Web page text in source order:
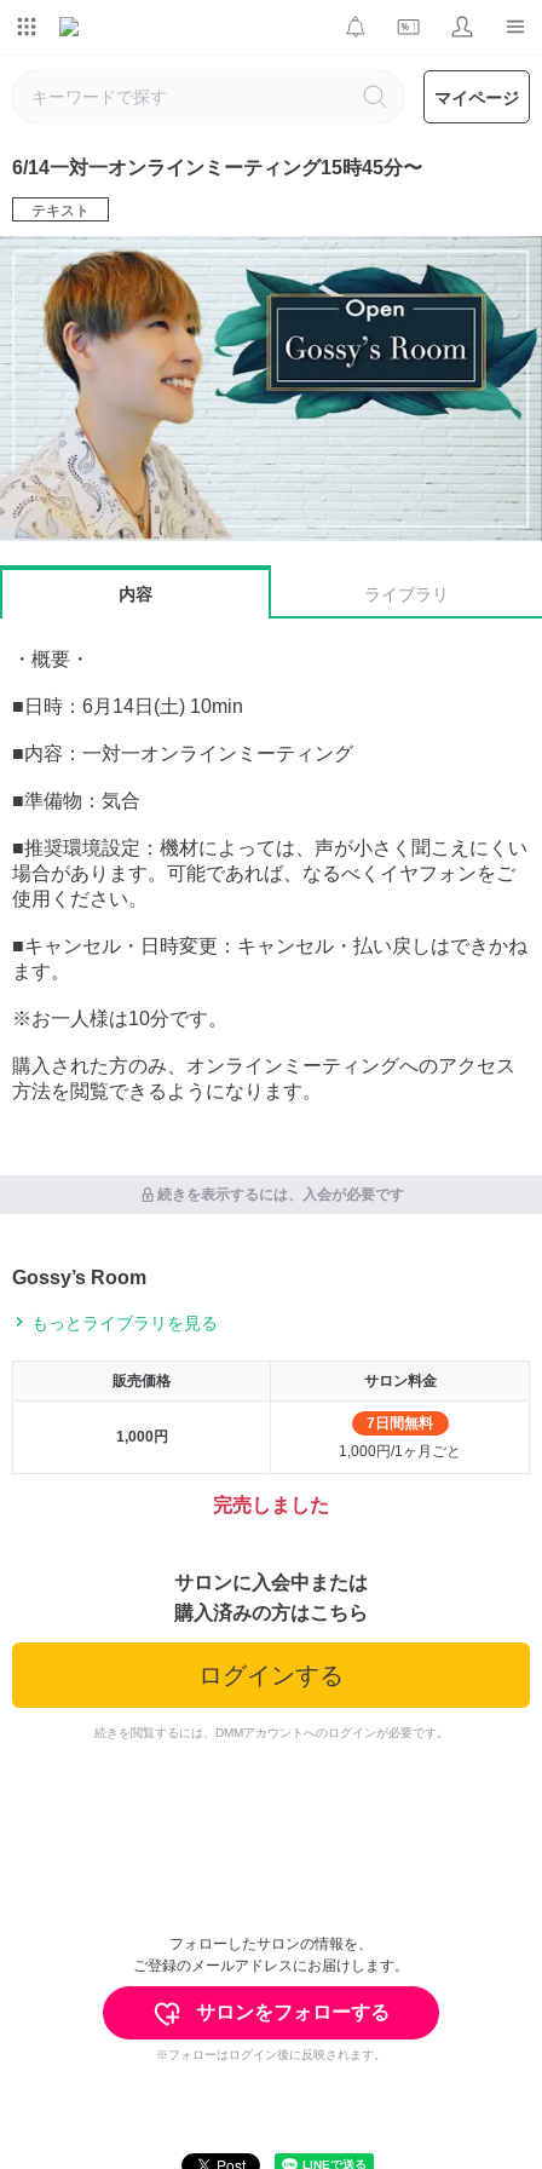
マイページ
6/14一対一オンラインミーティング15時45分〜
テキスト
内容 ライブラリ
・概要・
■日時：6月14日(土) 10min
■内容：一対一オンラインミーティング
■準備物：気合
■推奨環境設定：機材によっては、声が小さく聞こえにくい
場合があります。可能であれば、なるべくイヤフォンをご
使用ください。
■キャンセル・日時変更：キャンセル・払い戻しはできかね
ます。
※お一人様は10分です。
購入された方のみ、オンラインミーティングへのアクセス
方法を閲覧できるようになります。
続きを表示するには、入会が必要です
Gossy’s Room
もっとライブラリを見る
販売価格 サロン料金
1,000円
7日間無料
1,000円/1ヶ月ごと
完売しました
サロンに入会中または
購入済みの方はこちら
ログインする
続きを閲覧するには、DMMアカウントへのログインが必要です。
フォローしたサロンの情報を、
ご登録のメールアドレスにお届けします。
サロンをフォローする
※フォローはログイン後に反映されます。